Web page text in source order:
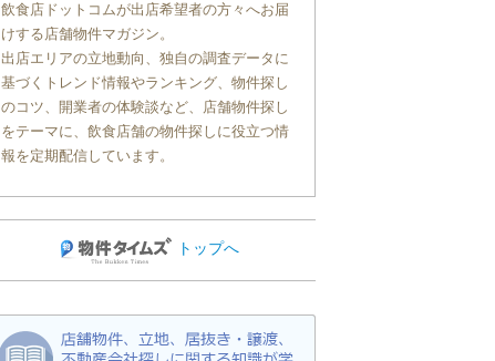
飲食店ドットコムが出店希望者の方々へお届
けする店舗物件マガジン。
出店エリアの立地動向、独自の調査データに
基づくトレンド情報やランキング、物件探し
のコツ、開業者の体験談など、店舗物件探し
をテーマに、飲食店舗の物件探しに役立つ情
報を定期配信しています。
トップへ